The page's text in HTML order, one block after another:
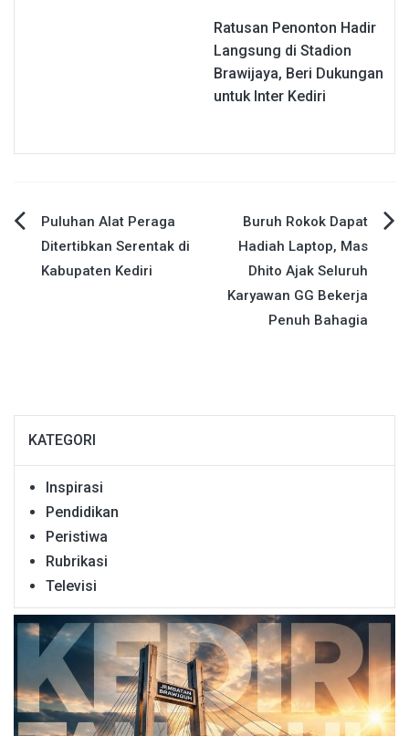
Ratusan Penonton Hadir
Langsung di Stadion
Brawijaya, Beri Dukungan
untuk Inter Kediri
Navigasi
pos
Puluhan Alat Peraga
Ditertibkan Serentak di
Kabupaten Kediri
Buruh Rokok Dapat
Hadiah Laptop, Mas
Dhito Ajak Seluruh
Karyawan GG Bekerja
Penuh Bahagia
KATEGORI
Inspirasi
Pendidikan
Peristiwa
Rubrikasi
Televisi